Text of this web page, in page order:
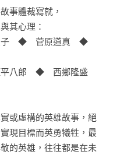
事體裁寫就，
其心理：
子　◆　菅原道真　◆
八郎　◆　西鄉隆盛
或虛構的英雄故事，絕
現目標而英勇犧牲，最
的英雄，往往都是在未